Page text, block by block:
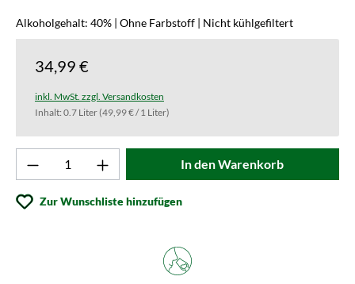
Alkoholgehalt: 40% | Ohne Farbstoff | Nicht kühlgefiltert
34,99 €
inkl. MwSt. zzgl. Versandkosten
Inhalt: 0.7 Liter(49,99 € / 1 Liter)
Produkt Anzahl: Gib den gewünschten
In den Warenkorb
Zur Wunschliste hinzufügen